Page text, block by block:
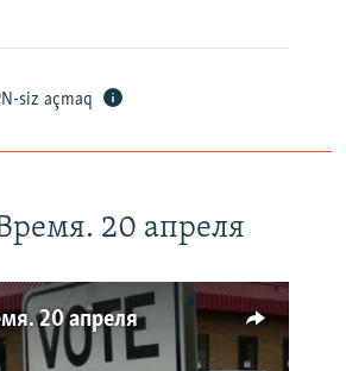
siz açmaq
20 апреля
20 апреля